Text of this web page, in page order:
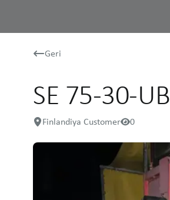
Geri
SE 75-30-UB
Finlandiya Customer 0